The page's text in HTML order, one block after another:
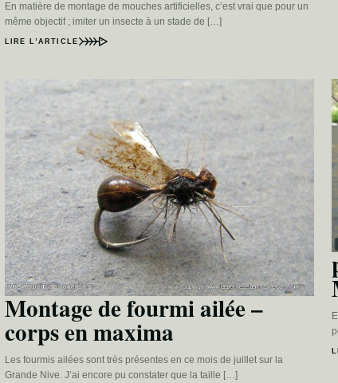
En matière de montage de mouches artificielles, c’est vrai que pour un
même objectif ; imiter un insecte à un stade de […]
LIRE L’ARTICLE
Montage de fourmi ailée –
corps en maxima
Les fourmis ailées sont très présentes en ce mois de juillet sur la
Grande Nive. J’ai encore pu constater que la taille […]